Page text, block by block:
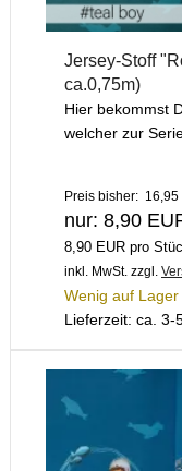
Jersey-Stoff
ca.0,75m)
Hier bekommst
welcher zur
Preis bisher: 16,95
nur: 8,90
8,90 EUR pro
inkl. MwSt. zzgl.
Wenig auf Lager
Lieferzeit: ca. 3-